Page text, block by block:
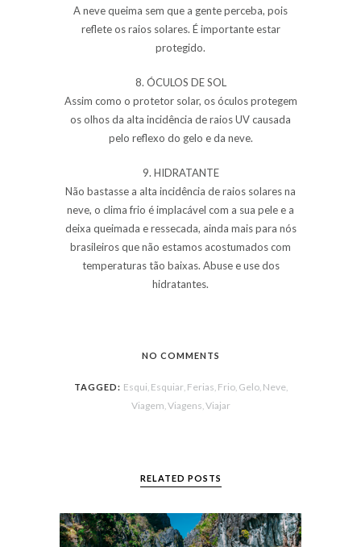
Anevequeima sem que a gente perceba, pois
reflete os raios solares. É importante estar
protegido.
8. ÓCULOS DE SOL
Assim como o protetor solar, os óculos protegem
os olhos da alta incidência de raios UV causada
pelo reflexo do gelo e da neve.
9. HIDRATANTE
Não bastasse a alta incidência de raios solares na
neve, o climafrio é implacável com a sua pele e a
deixa queimada e ressecada, ainda mais para nós
brasileiros que não estamos acostumados com
temperaturas tão baixas. Abuse e use dos
hidratantes.
NO COMMENTS
TAGGED: Esqui Esquiar, Ferias Frio, Gelo, Neve,
Viagem Viagens Viajar
RELATED POSTS